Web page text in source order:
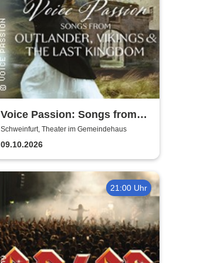
Voice Passion: Songs from
Outlander, Vikings & The Last
Kingdom
Schweinfurt, Theater im Gemeindehaus
09.10.2026
21:00 Uhr